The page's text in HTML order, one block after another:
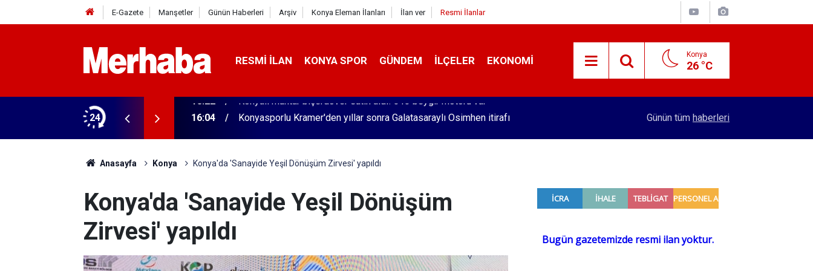
E-Gazete Manşetler Günün Haberleri Arşiv Konya Eleman İlanları İlan ver Resmi İlanlar
RESMI İLAN KONYA SPOR GÜNDEM İLÇELER EKONOMI Konya
26 °C
24
313 beygir motoru var 16:04 Konyasporlu Kramer'den yıllar sonra Galatasaraylı Osimhen itirafı Merkez Bankası rezervleri açıklandı
Günün tüm haberleri
Anasayfa Konya Konya'da 'Sanayide Yeşil Dönüşüm Zirvesi' yapıldı
Konya'da 'Sanayide Yeşil Dönüşüm
Zirvesi' yapıldı